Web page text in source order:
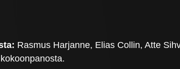
Rasmus Harjanne, Elias Collin, Atte